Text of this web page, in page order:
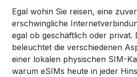
Egal wohin Sie reisen, eine
erschwingliche
egal ob geschäftlich oder privat.
beleuchtet die verschiedenen
einer lokalen physischen SIM-
warum eSIMs heute in jeder